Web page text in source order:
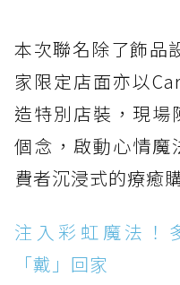
本次聯名除了飾品
家限定店面亦以
造特別店裝，現場
個念，啟動心情魔
費者沉浸式的療癒
注入彩虹魔法！
「戴」回家